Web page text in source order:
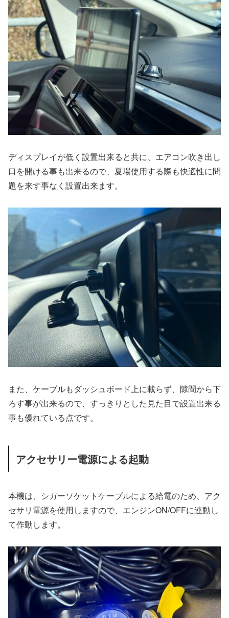
ディスプレイが低く設置出来ると共に、エアコン吹き出し
口を開ける事も出来るので、夏場使用する際も快適性に問
題を来す事なく設置出来ます。
また、ケーブルもダッシュボード上に載らず、隙間から下
ろす事が出来るので、すっきりとした見た目で設置出来る
事も優れている点です。
アクセサリー電源による起動
本機は、シガーソケットケーブルによる給電のため、アク
セサリ電源を使用しますので、エンジンON/OFFに連動し
て作動します。